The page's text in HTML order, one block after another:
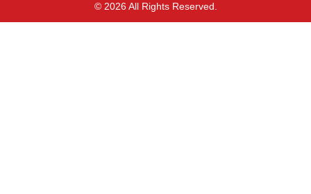
f
© 2026 All Rights Reserved.